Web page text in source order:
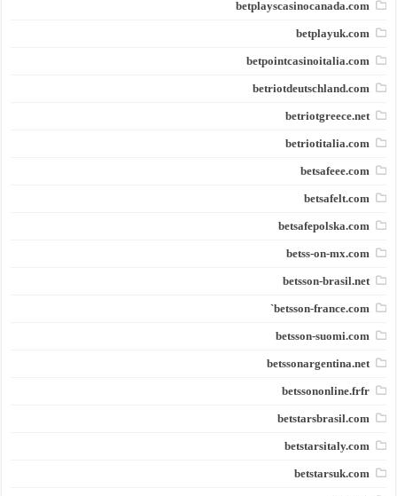
betplayscasinocanada.com
betplayuk.com
betpointcasinoitalia.com
betriotdeutschland.com
betriotgreece.net
betriotitalia.com
betsafeee.com
betsafelt.com
betsafepolska.com
betss-on-mx.com
betsson-brasil.net
betsson-france.com`
betsson-suomi.com
betssonargentina.net
betssononline.frfr
betstarsbrasil.com
betstarsitaly.com
betstarsuk.com